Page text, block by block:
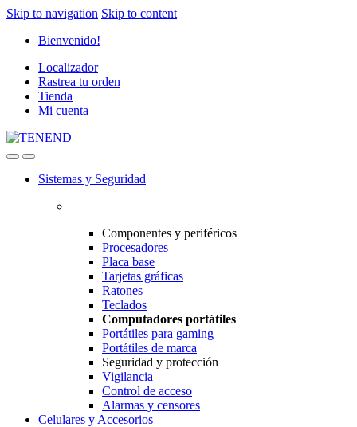
Skip to navigation Skip to content
Bienvenido!
Localizador
Rastrea tu orden
Tienda
Mi cuenta
Sistemas y Seguridad
Componentes y periféricos
Procesadores
Placa base
Tarjetas gráficas
Ratones
Teclados
Computadores portátiles
Portátiles para gaming
Portátiles de marca
Seguridad y protección
Vigilancia
Control de acceso
Alarmas y censores
Celulares y Accesorios